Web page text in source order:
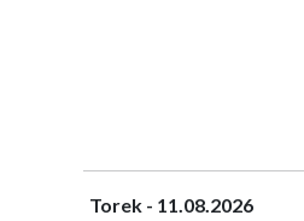
Torek - 11.08.2026